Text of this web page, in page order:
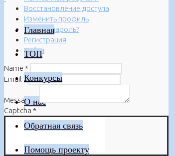
Главная
ТОП
Конкурсы
О нас
Обратная связь
Помощь проекту
Восстановление доступа
Изменить профиль
Забыли пароль?
Регистрация
Войти
Name *
Email *
Message*
Captcha *